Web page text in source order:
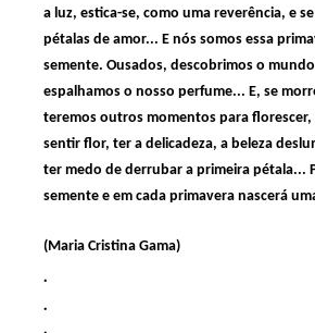
a luz, estica-se, como uma reverência, e
pétalas de amor... E nós somos essa
semente. Ousados, descobrimos o
espalhamos o nosso perfume... E, se
teremos outros momentos para
sentir flor, ter a delicadeza, a beleza
ter medo de derrubar a primeira pétala...
semente e em cada primavera nascerá
(Maria Cristina Gama)
.
.
.